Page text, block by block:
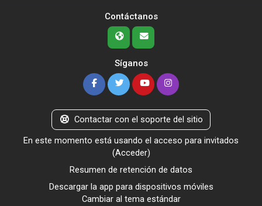
Contáctanos
Síganos
Contactar con el soporte del sitio
En este momento está usando el acceso para invitados
(Acceder)
Resumen de retención de datos
Descargar la app para dispositivos móviles
Cambiar al tema estándar